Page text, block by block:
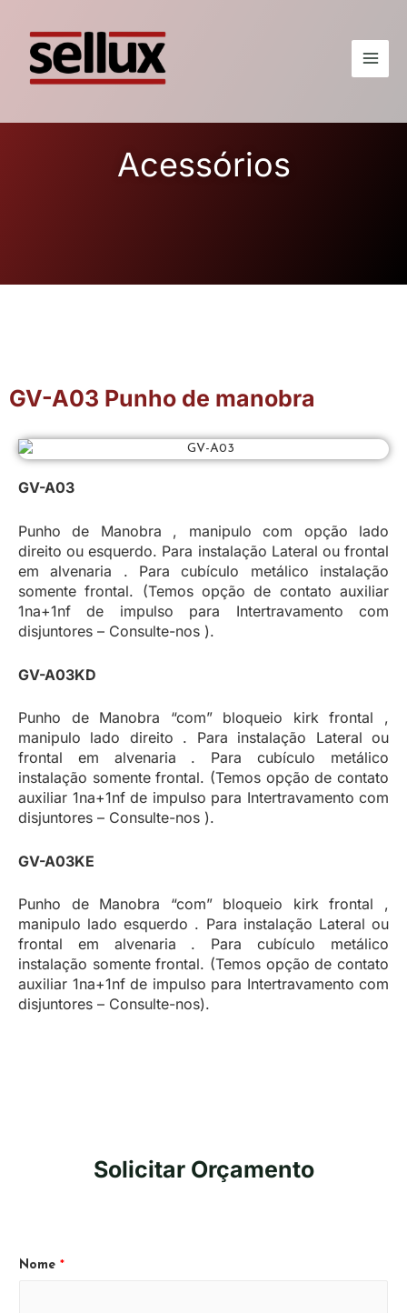
Acessórios
GV-A03 Punho de manobra
GV-A03
Punho de Manobra , manipulo com opção lado
direito ou esquerdo. Para instalação Lateral ou frontal
em alvenaria . Para cubículo metálico instalação
somente frontal. (Temos opção de contato auxiliar
1na+1nf de impulso para Intertravamento com
disjuntores – Consulte-nos ).
GV-A03KD
Punho de Manobra “com” bloqueio kirk frontal ,
manipulo lado direito . Para instalação Lateral ou
frontal em alvenaria . Para cubículo metálico
instalação somente frontal. (Temos opção de contato
auxiliar 1na+1nf de impulso para Intertravamento com
disjuntores – Consulte-nos ).
GV-A03KE
Punho de Manobra “com” bloqueio kirk frontal ,
manipulo lado esquerdo . Para instalação Lateral ou
frontal em alvenaria . Para cubículo metálico
instalação somente frontal. (Temos opção de contato
auxiliar 1na+1nf de impulso para Intertravamento com
disjuntores – Consulte-nos).
Solicitar Orçamento
Nome *